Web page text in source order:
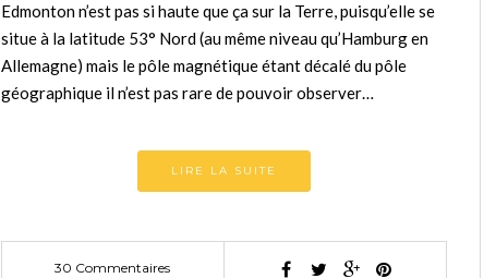
Edmonton n’est pas si haute que ça sur la Terre, puisqu’elle se
situe à la latitude 53° Nord (au même niveau qu’Hamburg en
Allemagne) mais le pôle magnétique étant décalé du pôle
géographique il n’est pas rare de pouvoir observer…
LIRE LA SUITE
30 Commentaires